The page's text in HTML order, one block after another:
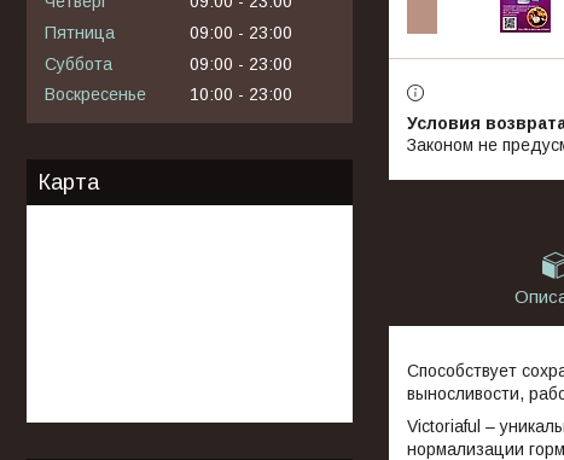
Законом не
Способствует
выносливости,
Victoriaful –
нормализации
Пятница
09:00
23:00
Суббота
09:00
23:00
Воскресенье
10:00 23:00
Карта